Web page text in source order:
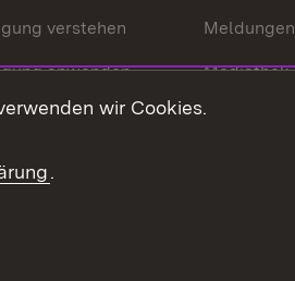
verstehen
anwenden
stärken
Meldungen
Mediathek
wir Cookies.
.